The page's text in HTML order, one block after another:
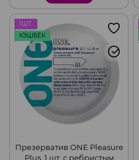
1ШТ.
КЭШБЕК
Презерватив ONE Pleasure
Plus, 1 шт, с ребристым